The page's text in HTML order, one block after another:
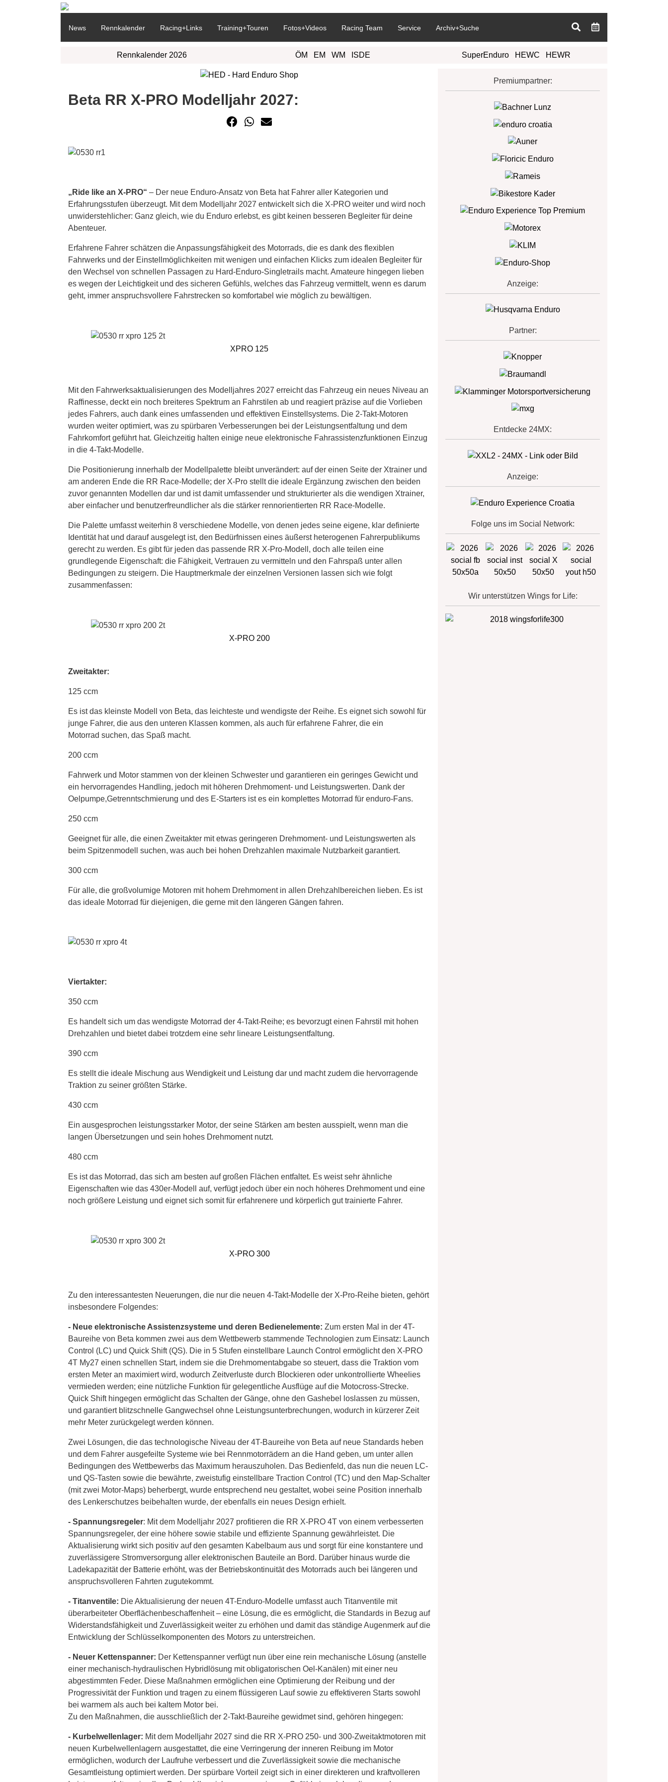
News Rennkalender Racing+Links Training+Touren Fotos+Videos Racing Team Service Archiv+Suche
Rennkalender 2026 ÖM EM WM ISDE SuperEnduro HEWC HEWR
Beta RR X-PRO Modelljahr 2027:
„Ride like an X-PRO“ – Der neue Enduro-Ansatz von Beta hat Fahrer aller Kategorien und
Erfahrungsstufen überzeugt. Mit dem Modelljahr 2027 entwickelt sich die X-PRO weiter und wird noch
unwiderstehlicher: Ganz gleich, wie du Enduro erlebst, es gibt keinen besseren Begleiter für deine
Abenteuer.
Erfahrene Fahrer schätzen die Anpassungsfähigkeit des Motorrads, die es dank des flexiblen
Fahrwerks und der Einstellmöglichkeiten mit wenigen und einfachen Klicks zum idealen Begleiter für
den Wechsel von schnellen Passagen zu Hard-Enduro-Singletrails macht. Amateure hingegen lieben
es wegen der Leichtigkeit und des sicheren Gefühls, welches das Fahrzeug vermittelt, wenn es darum
geht, immer anspruchsvollere Fahrstrecken so komfortabel wie möglich zu bewältigen.
XPRO 125
Mit den Fahrwerksaktualisierungen des Modelljahres 2027 erreicht das Fahrzeug ein neues Niveau an
Raffinesse, deckt ein noch breiteres Spektrum an Fahrstilen ab und reagiert präzise auf die Vorlieben
jedes Fahrers, auch dank eines umfassenden und effektiven Einstellsystems. Die 2-Takt-Motoren
wurden weiter optimiert, was zu spürbaren Verbesserungen bei der Leistungsentfaltung und dem
Fahrkomfort geführt hat. Gleichzeitig halten einige neue elektronische Fahrassistenzfunktionen Einzug
in die 4-Takt-Modelle.
Die Positionierung innerhalb der Modellpalette bleibt unverändert: auf der einen Seite der Xtrainer und
am anderen Ende die RR Race-Modelle; der X-Pro stellt die ideale Ergänzung zwischen den beiden
zuvor genannten Modellen dar und ist damit umfassender und strukturierter als die wendigen Xtrainer,
aber einfacher und benutzerfreundlicher als die stärker rennorientierten RR Race-Modelle.
Die Palette umfasst weiterhin 8 verschiedene Modelle, von denen jedes seine eigene, klar definierte
Identität hat und darauf ausgelegt ist, den Bedürfnissen eines äußerst heterogenen Fahrerpublikums
gerecht zu werden. Es gibt für jeden das passende RR X-Pro-Modell, doch alle teilen eine
grundlegende Eigenschaft: die Fähigkeit, Vertrauen zu vermitteln und den Fahrspaß unter allen
Bedingungen zu steigern. Die Hauptmerkmale der einzelnen Versionen lassen sich wie folgt
zusammenfassen:
X-PRO 200
Zweitakter:
125 ccm
Es ist das kleinste Modell von Beta, das leichteste und wendigste der Reihe. Es eignet sich sowohl für
junge Fahrer, die aus den unteren Klassen kommen, als auch für erfahrene Fahrer, die ein
Motorrad suchen, das Spaß macht.
200 ccm
Fahrwerk und Motor stammen von der kleinen Schwester und garantieren ein geringes Gewicht und
ein hervorragendes Handling, jedoch mit höheren Drehmoment- und Leistungswerten. Dank der
Oelpumpe,Getrenntschmierung und des E-Starters ist es ein komplettes Motorrad für enduro-Fans.
250 ccm
Geeignet für alle, die einen Zweitakter mit etwas geringeren Drehmoment- und Leistungswerten als
beim Spitzenmodell suchen, was auch bei hohen Drehzahlen maximale Nutzbarkeit garantiert.
300 ccm
Für alle, die großvolumige Motoren mit hohem Drehmoment in allen Drehzahlbereichen lieben. Es ist
das ideale Motorrad für diejenigen, die gerne mit den längeren Gängen fahren.
Viertakter:
350 ccm
Es handelt sich um das wendigste Motorrad der 4-Takt-Reihe; es bevorzugt einen Fahrstil mit hohen
Drehzahlen und bietet dabei trotzdem eine sehr lineare Leistungsentfaltung.
390 ccm
Es stellt die ideale Mischung aus Wendigkeit und Leistung dar und macht zudem die hervorragende
Traktion zu seiner größten Stärke.
430 ccm
Ein ausgesprochen leistungsstarker Motor, der seine Stärken am besten ausspielt, wenn man die
langen Übersetzungen und sein hohes Drehmoment nutzt.
480 ccm
Es ist das Motorrad, das sich am besten auf großen Flächen entfaltet. Es weist sehr ähnliche
Eigenschaften wie das 430er-Modell auf, verfügt jedoch über ein noch höheres Drehmoment und eine
noch größere Leistung und eignet sich somit für erfahrenere und körperlich gut trainierte Fahrer.
X-PRO 300
Zu den interessantesten Neuerungen, die nur die neuen 4-Takt-Modelle der X-Pro-Reihe bieten, gehört
insbesondere Folgendes:
- Neue elektronische Assistenzsysteme und deren Bedienelemente: Zum ersten Mal in der 4T-
Baureihe von Beta kommen zwei aus dem Wettbewerb stammende Technologien zum Einsatz: Launch
Control (LC) und Quick Shift (QS). Die in 5 Stufen einstellbare Launch Control ermöglicht den X-PRO
4T My27 einen schnellen Start, indem sie die Drehmomentabgabe so steuert, dass die Traktion vom
ersten Meter an maximiert wird, wodurch Zeitverluste durch Blockieren oder unkontrollierte Wheelies
vermieden werden; eine nützliche Funktion für gelegentliche Ausflüge auf die Motocross-Strecke.
Quick Shift hingegen ermöglicht das Schalten der Gänge, ohne den Gashebel loslassen zu müssen,
und garantiert blitzschnelle Gangwechsel ohne Leistungsunterbrechungen, wodurch in kürzerer Zeit
mehr Meter zurückgelegt werden können.
Zwei Lösungen, die das technologische Niveau der 4T-Baureihe von Beta auf neue Standards heben
und dem Fahrer ausgefeilte Systeme wie bei Rennmotorrädern an die Hand geben, um unter allen
Bedingungen des Wettbewerbs das Maximum herauszuholen. Das Bedienfeld, das nun die neuen LC-
und QS-Tasten sowie die bewährte, zweistufig einstellbare Traction Control (TC) und den Map-Schalter
(mit zwei Motor-Maps) beherbergt, wurde entsprechend neu gestaltet, wobei seine Position innerhalb
des Lenkerschutzes beibehalten wurde, der ebenfalls ein neues Design erhielt.
- Spannungsregeler: Mit dem Modelljahr 2027 profitieren die RR X-PRO 4T von einem verbesserten
Spannungsregeler, der eine höhere sowie stabile und effiziente Spannung gewährleistet. Die
Aktualisierung wirkt sich positiv auf den gesamten Kabelbaum aus und sorgt für eine konstantere und
zuverlässigere Stromversorgung aller elektronischen Bauteile an Bord. Darüber hinaus wurde die
Ladekapazität der Batterie erhöht, was der Betriebskontinuität des Motorrads auch bei längeren und
anspruchsvolleren Fahrten zugutekommt.
- Titanventile: Die Aktualisierung der neuen 4T-Enduro-Modelle umfasst auch Titanventile mit
überarbeiteter Oberflächenbeschaffenheit – eine Lösung, die es ermöglicht, die Standards in Bezug auf
Widerstandsfähigkeit und Zuverlässigkeit weiter zu erhöhen und damit das ständige Augenmerk auf die
Entwicklung der Schlüsselkomponenten des Motors zu unterstreichen.
- Neuer Kettenspanner: Der Kettenspanner verfügt nun über eine rein mechanische Lösung (anstelle
einer mechanisch-hydraulischen Hybridlösung mit obligatorischen Oel-Kanälen) mit einer neu
abgestimmten Feder. Diese Maßnahmen ermöglichen eine Optimierung der Reibung und der
Progressivität der Funktion und tragen zu einem flüssigeren Lauf sowie zu effektiveren Starts sowohl
bei warmem als auch bei kaltem Motor bei.
Zu den Maßnahmen, die ausschließlich der 2-Takt-Baureihe gewidmet sind, gehören hingegen:
- Kurbelwellenlager: Mit dem Modelljahr 2027 sind die RR X-PRO 250- und 300-Zweitaktmotoren mit
neuen Kurbelwellenlagern ausgestattet, die eine Verringerung der inneren Reibung im Motor
ermöglichen, wodurch der Laufruhe verbessert und die Zuverlässigkeit sowie die mechanische
Gesamtleistung optimiert werden. Der spürbare Vorteil zeigt sich in einer direkteren und kraftvolleren
Premiumpartner:
Anzeige:
Partner:
Entdecke 24MX:
Anzeige:
Folge uns im Social Network:
Wir unterstützen Wings for Life: